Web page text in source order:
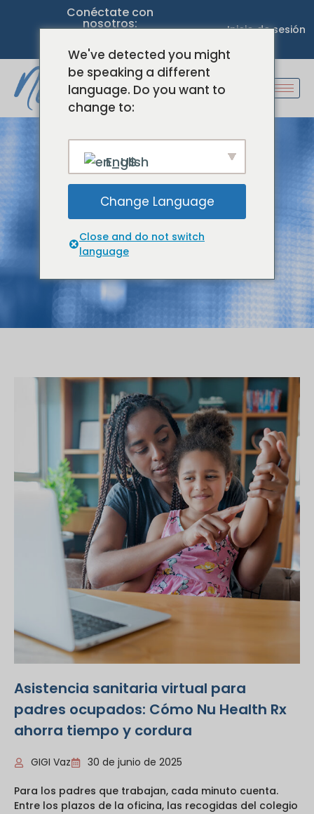
Conéctate con
nosotros: Inicio de sesión
Blog
Bienvenidos Detalles del blog
Asistencia sanitaria virtual para
padres ocupados: Cómo Nu Health Rx
ahorra tiempo y cordura
GIGI Vaz 30 de junio de 2025
Para los padres que trabajan, cada minuto cuenta.
Entre los plazos de la oficina, las recogidas del colegio
We've detected you might
be speaking a different
language. Do you want to
change to:
English
Change Language
Close and do not switch
language